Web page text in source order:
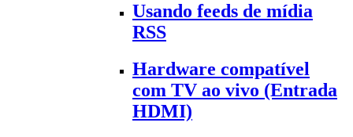
Usando feeds de mídia
RSS
Hardware compatível
com TV ao vivo (Entrada
HDMI)